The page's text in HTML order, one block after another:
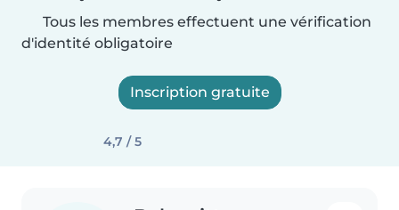
Tous les membres effectuent une vérification
d'identité obligatoire
Inscription gratuite
4,7 / 5